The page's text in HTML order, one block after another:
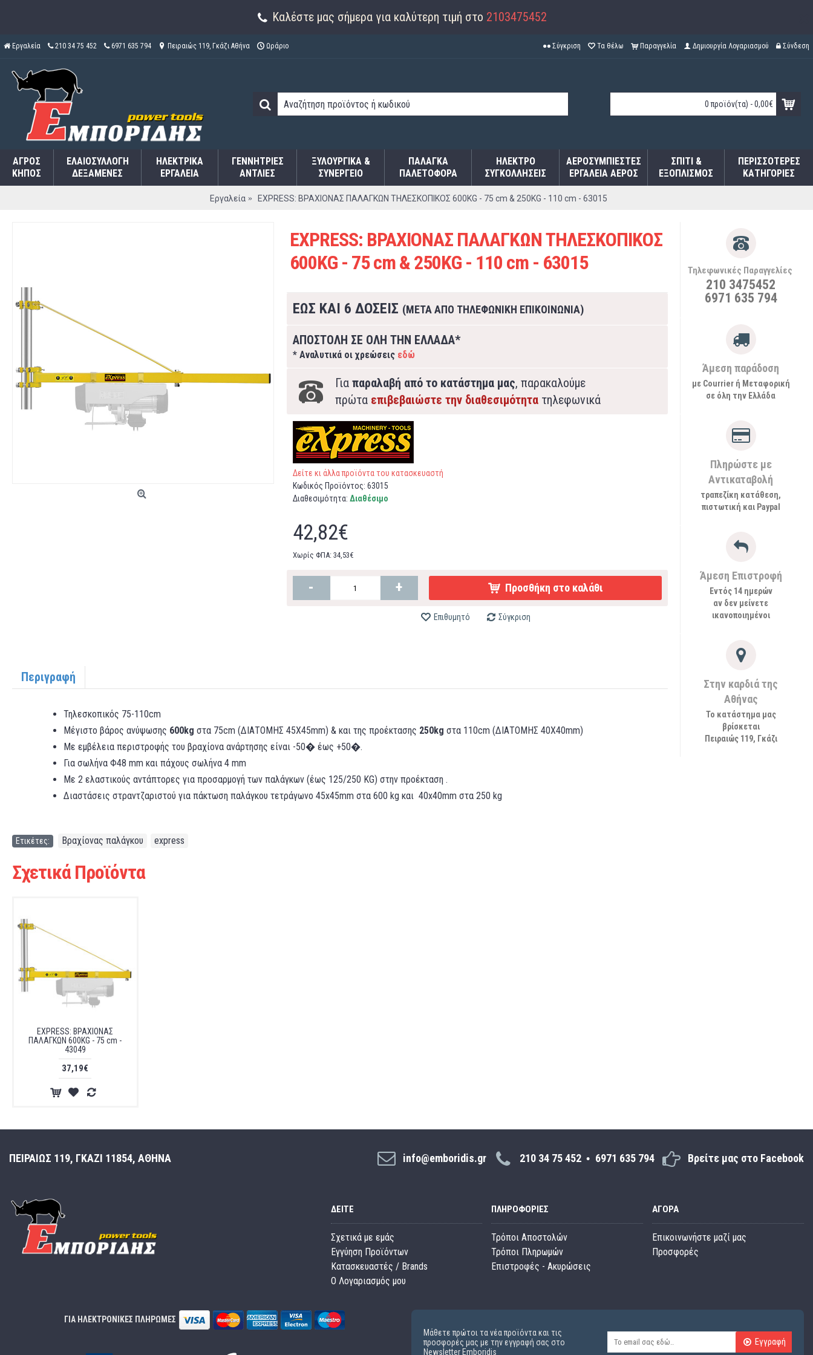
Καλέστε μας σήμερα για καλύτερη τιμή στο 2103475452
Εργαλεία 210 34 75 452 6971 635 794 Πειραιώς 119, Γκάζι Αθήνα Ωράριο Σύγκριση Τα θέλω Παραγγελία Δημιουργία Λογαριασμού Σύνδεση
0 προϊόν(τα) - 0,00€
ΑΓΡΌΣ
ΚΉΠΟΣ
ΕΛΑΙΟΣΥΛΛΟΓΉ
ΔΕΞΑΜΕΝΈΣ
ΗΛΕΚΤΡΙΚΆ
ΕΡΓΑΛΕΊΑ
ΓΕΝΝΉΤΡΙΕΣ
ΑΝΤΛΊΕΣ
ΞΥΛΟΥΡΓΙΚΑ &
ΣΥΝΕΡΓΕΙΟ
ΠΑΛΆΓΚΑ
ΠΑΛΕΤΟΦΌΡΑ
ΗΛΕΚΤΡΟ
ΣΥΓΚΟΛΛΉΣΕΙΣ
ΑΕΡΟΣΥΜΠΙΕΣΤΈΣ
ΕΡΓΑΛΕΊΑ ΑΈΡΟΣ
ΣΠΊΤΙ &
ΕΞΟΠΛΙΣΜΌΣ
ΠΕΡΙΣΣΌΤΕΡΕΣ
ΚΑΤΗΓΟΡΊΕΣ
Εργαλεία EXPRESS: ΒΡΑΧΙΟΝΑΣ ΠΑΛΑΓΚΩΝ ΤΗΛΕΣΚΟΠΙΚΟΣ 600KG - 75 cm & 250KG - 110 cm - 63015
Τηλεφωνικές Παραγγελίες
210 3475452
6971 635 794
Άμεση παράδοση
με Courrier ή Μεταφορική
σε όλη την Ελλάδα
Πληρώστε με
Αντικαταβολή
τραπεζίκη κατάθεση,
πιστωτική και Paypal
Άμεση Επιστροφή
Εντός 14 ημερών
αν δεν μείνετε
ικανοποιημένοι
Στην καρδιά της
Αθήνας
Το κατάστημα μας
βρίσκεται
Πειραιώς 119, Γκάζι
EXPRESS: ΒΡΑΧΙΟΝΑΣ ΠΑΛΑΓΚΩΝ ΤΗΛΕΣΚΟΠΙΚΟΣ
600KG - 75 cm & 250KG - 110 cm - 63015
ΕΩΣ ΚΑΙ 6 ΔΟΣΕΙΣ (ΜΕΤΑ ΑΠΟ ΤΗΛΕΦΩΝΙΚΗ ΕΠΙΚΟΙΝΩΝΙΑ)
ΑΠΟΣΤΟΛΗ ΣΕ ΟΛΗ ΤΗΝ ΕΛΛΑΔΑ*
* Αναλυτικά οι χρεώσεις εδώ
Για παραλαβή από το κατάστημα μας, παρακαλούμε
πρώτα επιβεβαιώστε την διαθεσιμότητατηλεφωνικά
Δείτε κι άλλα προϊόντα του κατασκευαστή
Κωδικός Προϊόντος: 63015
Διαθεσιμότητα: Διαθέσιμο
42,82€
Χωρίς ΦΠΑ: 34,53€
- + Προσθήκη στο καλάθι
Επιθυμητό Σύγκριση
Περιγραφή
Τηλεσκοπικός 75-110cm
Mέγιστο βάρος ανύψωσης 600kg στα 75cm (ΔΙΑΤΟΜΗΣ 45Χ45mm) & και της προέκτασης 250kg στα 110cm (ΔΙΑΤΟΜΗΣ 40Χ40mm)
Με εμβέλεια περιστροφής του βραχίονα ανάρτησης είναι -50� έως +50�.
Για σωλήνα Φ48 mm και πάχους σωλήνα 4 mm
Με 2 ελαστικούς αντάπτορες για προσαρμογή των παλάγκων (έως 125/250 KG) στην προέκταση .
Διαστάσεις στραντζαριστού για πάκτωση παλάγκου τετράγωνο 45x45mm στα 600 kg και 40x40mm στα 250 kg
Ετικέτες: Βραχίονας παλάγκου express
Σχετικά Προϊόντα
EXPRESS: ΒΡΑΧΙΟΝΑΣ
ΠΑΛΑΓΚΩΝ 600KG - 75 cm -
43049
37,19€
ΠΕΙΡΑΙΩΣ 119, ΓΚΑΖΙ 11854, ΑΘΗΝΑ info@emboridis.gr 210 34 75 452 6971 635 794 Βρείτε μας στο Facebook
ΔΕΊΤΕ
Σχετικά με εμάς
Εγγύηση Προϊόντων
Κατασκευαστές / Brands
O Λογαριασμός μου
ΠΛΗΡΟΦΟΡΊΕΣ
Τρόποι Αποστολών
Τρόποι Πληρωμών
Επιστροφές - Ακυρώσεις
ΑΓΟΡΆ
Επικοινωνήστε μαζί μας
Προσφορές
ΓΙΑ ΗΛΕΚΤΡΟΝΙΚΕΣ ΠΛΗΡΩΜΕΣ
Μάθετε πρώτοι τα νέα προϊόντα και τις
προσφορές μας με την εγγραφή σας στο
Newsletter Emboridis
Εγγραφή